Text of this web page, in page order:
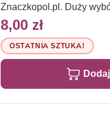
Znaczkopol.pl. Duży
8,00 zł
OSTATNIA SZTUKA!